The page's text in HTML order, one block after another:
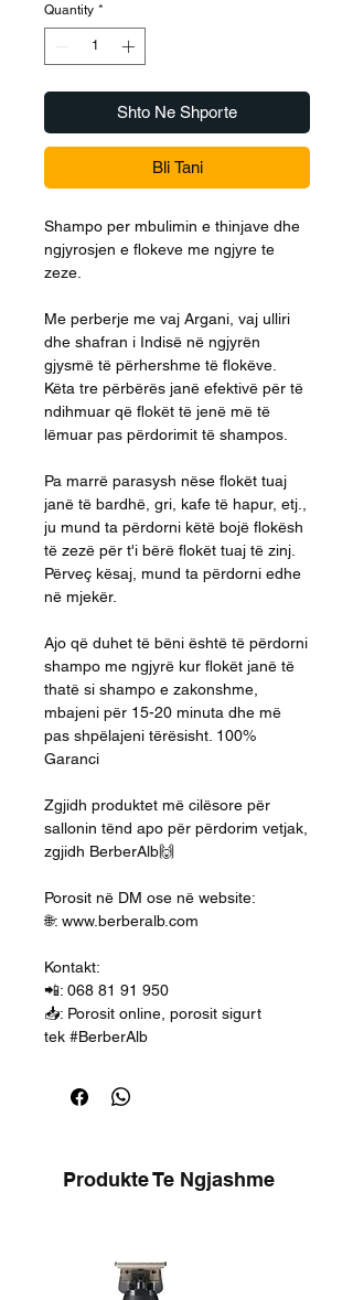
Quantity *
Shto Ne Shporte
Bli Tani
Shampo per mbulimin e thinjave dhe
ngjyrosjen e flokeve me ngjyre te
zeze.
Me perberje me vaj Argani, vaj ulliri
dhe shafran i Indisë në ngjyrën
gjysmë të përhershme të flokëve.
Këta tre përbërës janë efektivë për të
ndihmuar që flokët të jenë më të
lëmuar pas përdorimit të shampos.
Pa marrë parasysh nëse flokët tuaj
janë të bardhë, gri, kafe të hapur, etj.,
ju mund ta përdorni këtë bojë flokësh
të zezë për t'i bërë flokët tuaj të zinj.
Përveç kësaj, mund ta përdorni edhe
në mjekër.
Ajo që duhet të bëni është të përdorni
shampo me ngjyrë kur flokët janë të
thatë si shampo e zakonshme,
mbajeni për 15-20 minuta dhe më
pas shpëlajeni tërësisht. 100%
Garanci
Zgjidh produktet më cilësore për
sallonin tënd apo për përdorim vetjak,
zgjidh BerberAlb🙌
Porosit në DM ose në website:
🌐: www.berberalb.com
Kontakt:
📲: 068 81 91 950
📥: Porosit online, porosit sigurt
tek #BerberAlb
Produkte Te Ngjashme